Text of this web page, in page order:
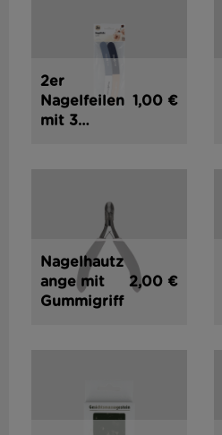
2er
Nagelfeilen
mit 3
1,00 €
Nagelhautz
ange mit
Gummigriff
2,00 €